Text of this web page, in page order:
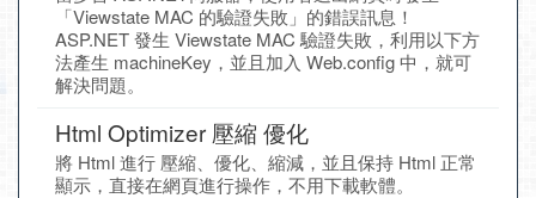
「Viewstate MAC 的驗證失敗」的錯誤訊息！
ASP.NET 發生 Viewstate MAC 驗證失敗，利用以下方
法產生 machineKey，並且加入 Web.config 中，就可
解決問題。
Html Optimizer 壓縮 優化
將 Html 進行 壓縮、優化、縮減，並且保持 Html 正常
顯示，直接在網頁進行操作，不用下載軟體。